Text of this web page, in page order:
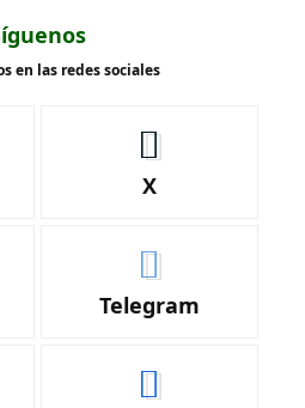
en las redes sociales
X
Telegram